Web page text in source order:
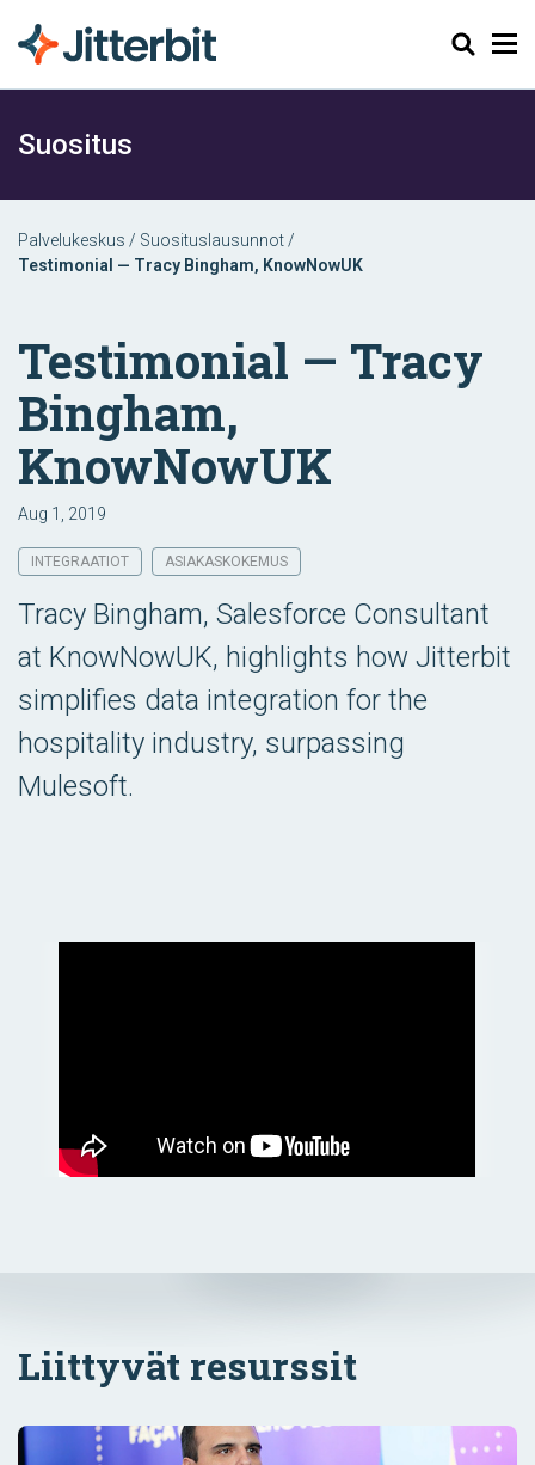
Haku
Suositus
Palvelukeskus / Suosituslausunnot /
Testimonial — Tracy Bingham, KnowNowUK
Testimonial — Tracy
Bingham,
KnowNowUK
Aug 1, 2019
INTEGRAATIOT ASIAKASKOKEMUS
Tracy Bingham, Salesforce Consultant
at KnowNowUK, highlights how Jitterbit
simplifies data integration for the
hospitality industry, surpassing
Mulesoft.
Liittyvät resurssit